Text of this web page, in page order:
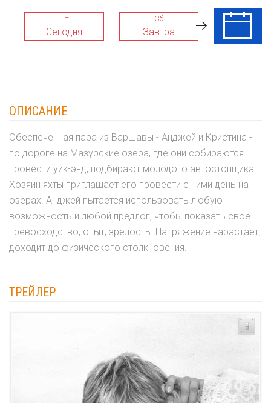
Пт
Сегодня
Сб
Завтра
Вс
ОПИСАНИЕ
Обеспеченная пара из Варшавы - Анджей и Кристина -
по дороге на Мазурские озера, где они собираются
провести уик-энд, подбирают молодого автостопщика.
Хозяин яхты приглашает его провести с ними день на
озерах. Анджей пытается использовать любую
возможность и любой предлог, чтобы показать свое
превосходство, опыт, зрелость. Напряжение нарастает,
доходит до физического столкновения.
ТРЕЙЛЕР